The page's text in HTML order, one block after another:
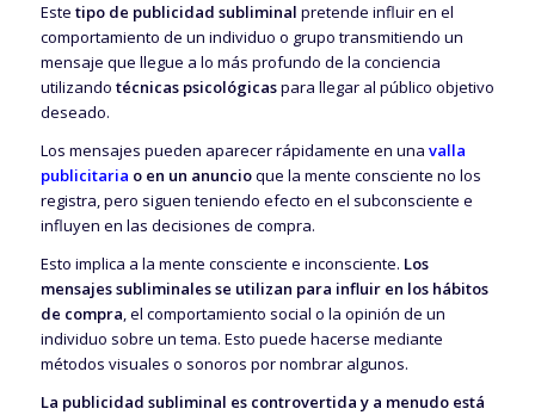
Este tipo de publicidad subliminal pretende influir en el
comportamiento de un individuo o grupo transmitiendo un
mensaje que llegue a lo más profundo de la conciencia
utilizando técnicas psicológicaspara llegar al público objetivo
deseado.
Los mensajes pueden aparecer rápidamente en una valla
publicitaria o en un anuncioque la mente consciente no los
registra, pero siguen teniendo efecto en el subconsciente e
influyen en las decisiones de compra.
Esto implica a la mente consciente e inconsciente. Los
mensajes subliminales se utilizan para influir en los hábitos
de compra, el comportamiento social o la opinión de un
individuo sobre un tema. Esto puede hacerse mediante
métodos visuales o sonoros por nombrar algunos.
La publicidad subliminal es controvertida y a menudo está